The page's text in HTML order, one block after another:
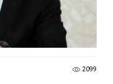
2099